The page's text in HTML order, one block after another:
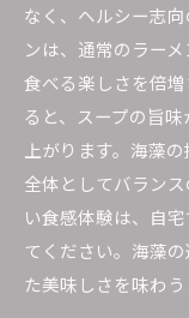
なく、ヘルシー志
ンは、通常のラー
食べる楽しさを倍
ると、スープの旨
上がります。海藻
全体としてバラン
い食感体験は、自
てください。海藻
た美味しさを味わう